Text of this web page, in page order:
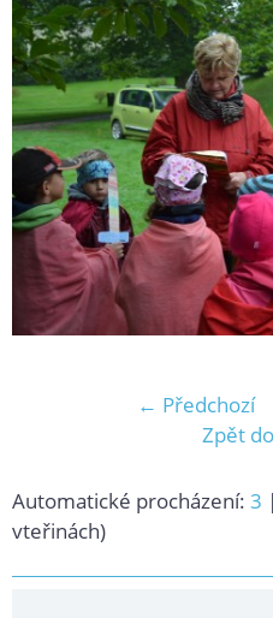
← Předchozí
Zpět
Automatické procházení: 3 |
vteřinách)